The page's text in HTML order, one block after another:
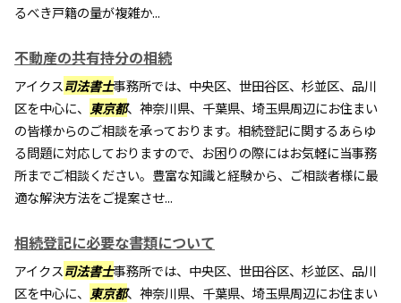
るべき戸籍の量が複雑か...
不動産の共有持分の相続
アイクス司法書士事務所では、中央区、世田谷区、杉並区、品川
区を中心に、 東京都、神奈川県、千葉県、埼玉県周辺にお住まい
の皆様からのご相談を承っております。相続登記に関するあらゆ
る問題に対応しておりますので、お困りの際にはお気軽に当事務
所までご相談ください。豊富な知識と経験から、ご相談者様に最
適な解決方法をご提案させ...
相続登記に必要な書類について
アイクス司法書士事務所では、中央区、世田谷区、杉並区、品川
区を中心に、 東京都、神奈川県、千葉県、埼玉県周辺にお住まい